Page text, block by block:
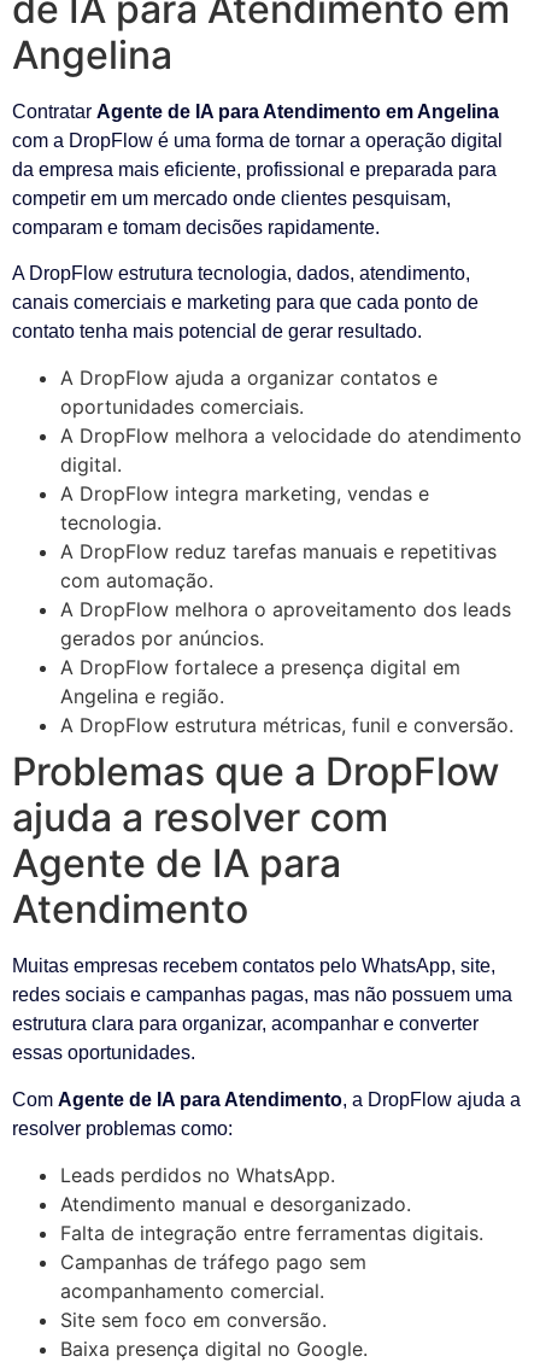
Angelina
Contratar Agente de IA para Atendimento em Angelina
com a DropFlow é uma forma de tornar a operação digital
da empresa mais eficiente, profissional e preparada para
competir em um mercado onde clientes pesquisam,
comparam e tomam decisões rapidamente.
A DropFlow estrutura tecnologia, dados, atendimento,
canais comerciais e marketing para que cada ponto de
contato tenha mais potencial de gerar resultado.
A DropFlow ajuda a organizar contatos e
oportunidades comerciais.
A DropFlow melhora a velocidade do atendimento
digital.
A DropFlow integra marketing, vendas e
tecnologia.
A DropFlow reduz tarefas manuais e repetitivas
com automação.
A DropFlow melhora o aproveitamento dos leads
gerados por anúncios.
A DropFlow fortalece a presença digital em
Angelina e região.
A DropFlow estrutura métricas, funil e conversão.
Problemas que a DropFlow
ajuda a resolver com
Agente de IA para
Atendimento
Muitas empresas recebem contatos pelo WhatsApp, site,
redes sociais e campanhas pagas, mas não possuem uma
estrutura clara para organizar, acompanhar e converter
essas oportunidades.
Com Agente de IA para Atendimento, a DropFlow ajuda a
resolver problemas como:
Leads perdidos no WhatsApp.
Atendimento manual e desorganizado.
Falta de integração entre ferramentas digitais.
Campanhas de tráfego pago sem
acompanhamento comercial.
Site sem foco em conversão.
Baixa presença digital no Google.